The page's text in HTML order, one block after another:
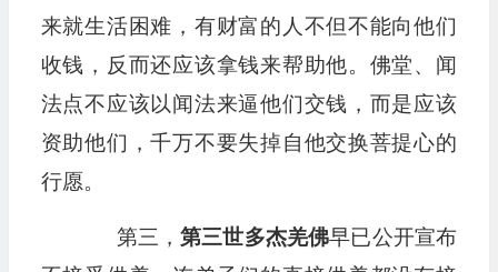
来就生活困难，有财富的人不但不能向他们
收钱，反而还应该拿钱来帮助他。佛堂、闻
法点不应该以闻法来逼他们交钱，而是应该
资助他们，千万不要失掉自他交换菩提心的
行愿。
第三，第三世多杰羌佛早已公开宣布